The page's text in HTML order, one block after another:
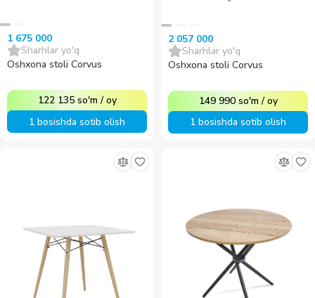
1 675 000
Sharhlar yo'q
Oshxona stoli Corvus
122 135 so'm /oy
1 bosishda sotib olish
2 057 000
Sharhlar yo'q
Oshxona stoli Corvus
149 990 so'm /oy
1 bosishda sotib olish